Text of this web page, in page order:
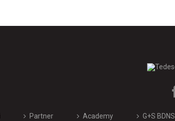
Partner Academy G+S BDNS